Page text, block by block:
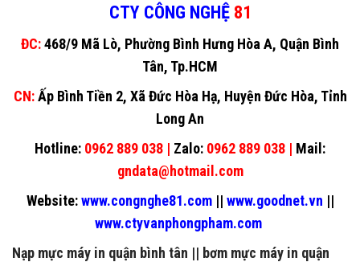
CTY CÔNG NGHỆ 81
ĐC:468/9 Mã Lò, Phường Bình Hưng Hòa A, Quận Bình
Tân, Tp.HCM
CN: Ấp Bình Tiền 2, Xã Đức Hòa Hạ, Huyện Đức Hòa, Tỉnh
Long An
Hotline: 0962 889 038 | Zalo: 0962 889 038 | Mail:
gndata@hotmail.com
Website:www.congnghe81.com || www.goodnet.vn ||
www.ctyvanphongpham.com
Nạp mực máy in quận bình tân || bơm mực máy in quận